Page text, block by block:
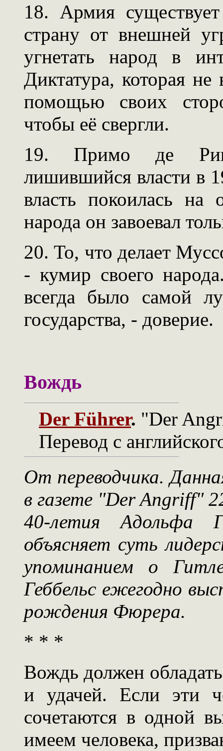
18. Армия
страну от внешней
угнетать народ в
Диктатура, которая
помощью своих
чтобы её свергли.
19. Примо де
лишившийся власти в
власть покоилась
народа он завоевал
20. То, что делает
- кумир своего
всегда было самой
государства, - доверие.
Вождь
Der Führer. "Der
Перевод с
От переводчика.
в газете "Der Angriff"
40-летия Адольфа
объясняет суть
упоминанием о
Геббельс ежегодно
рождения Фюрера.
* * *
Вождь должен
и удачей. Если эти
сочетаются в одной
имеем человека,